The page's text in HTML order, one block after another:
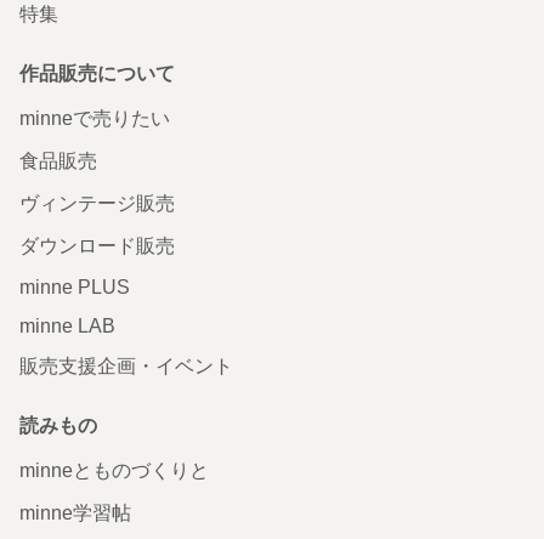
特集
作品販売について
minneで売りたい
食品販売
ヴィンテージ販売
ダウンロード販売
minne PLUS
minne LAB
販売支援企画・イベント
読みもの
minneとものづくりと
minne学習帖